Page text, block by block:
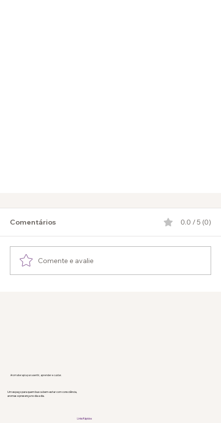
Comentários 0.0 / 5 (0)
Comente e avalie
Links Rápidos
Um espaço para quem busca bem-estar com consciência,
aromas e presença no dia a dia.
Aromaterapia para sentir, aprender e cuidar.